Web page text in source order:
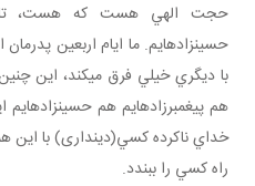
حجت الهي هست که هست،
حسين زاده ايم. ما ايام اربعين
با ديگري خيلي فرق مي کند، اين
هم پيغمبرزاده ايم هم حسين زاده
خداي ناکرده کسي(دين­داری) با اين
راه کسي را ببندد.